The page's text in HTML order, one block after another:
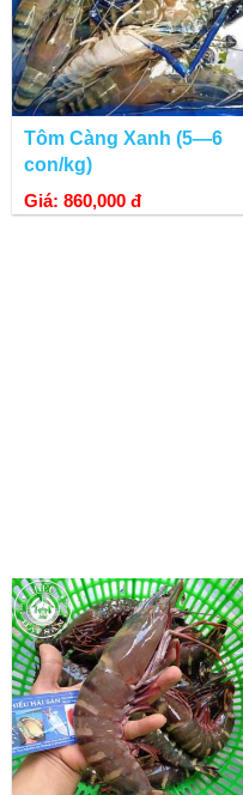
Tôm Càng Xanh (5—6
con/kg)
Giá: 860,000 đ